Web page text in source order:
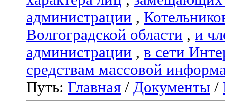
администрации ,
Волгоградской области , и
администрации , в сети
средствам массовой
Путь: Главная / Документы /